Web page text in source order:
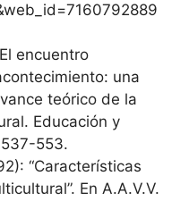
encuentro
una
teórico de la
Educación y
553.
“Características
En A.A.V.V.